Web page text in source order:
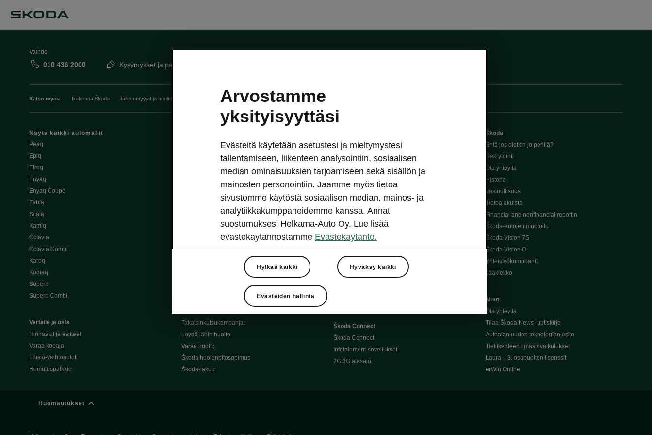
Vaihde
010 436 2000 Kysymykset ja palaute
Katso myös Rakenna Škoda Jälleenmyyjät ja huolto Heti vapaat Škoda-mallit Käyttöohjeet Škoda Shop
Näytä kaikki automallit
Peaq
Epiq
Elroq
Enyaq
Enyaq Coupé
Fabia
Scala
Kamiq
Octavia
Octavia Combi
Karoq
Kodiaq
Superb
Superb Combi
Vertaile ja osta
Hinnastot ja esitteet
Varaa koeajo
Loisto-vaihtoautot
Romutuspalkkio
Osta Škoda verkossa
Škoda Yksityisleasing
Škodan Vakuutus
Škoda 4×4 -mallit
Škoda-katumaasturimallit
Alkuperäiset Škoda-varaosat
Alkuperäiset Škoda-moottoriöljyt
Takaisinkutsukampanjat
Löydä lähin huolto
Varaa huolto
Škoda huolenpitosopimus
Škoda-takuu
Avustinjärjestelmät
Sähköautot ja hybridit
Sähköautot ja hybridit
Ladattavat hybridit
Vinkkejä sähköautoiluun
Ajoakku ja turvallisuus
Ohjelmiston päivitys
Kotilataus
Latauspisteet kartalla
Škoda Connect
Škoda Connect
Infotainment-sovellukset
2G/3G alasajo
Škoda
Entä jos oletkin jo perillä?
Rekrytointi
Ota yhteyttä
Historia
Vastuullisuus
Tietoa akuista
Financial and nonfinancial reportin
Škoda-autojen muotoilu
Škoda Vision 7S
Škoda Vision O
Yhteistyökumppanit
Jääkiekko
Muut
Ota yhteyttä
Tilaa Škoda News -uutiskirje
Autoalan uuden teknologian esite
Tieliikenteen ilmastovaikutukset
Laura – 3. osapuolten lisenssit
erWin Online
Huomautukset
Arvostamme
yksityisyyttäsi
Evästeitä käytetään asetustesi ja mieltymystesi
tallentamiseen, liikenteen analysointiin, sosiaalisen
median ominaisuuksien tarjoamiseen sekä sisällön ja
mainosten personointiin. Jaamme myös tietoa
sivustomme käytöstä sosiaalisen median, mainos- ja
analytiikkakumppaneidemme kanssa. Annat
suostumuksesi Helkama-Auto Oy. Lue lisää
evästekäytännöstämme Evästekäytäntö.
Hylkää kaikki Hyväksy kaikki
Evästeiden hallinta